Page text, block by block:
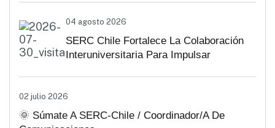
04 agosto 2026
SERC Chile Fortalece La Colaboración
Interuniversitaria Para Impulsar
02 julio 2026
🌞 Súmate A SERC-Chile / Coordinador/a De